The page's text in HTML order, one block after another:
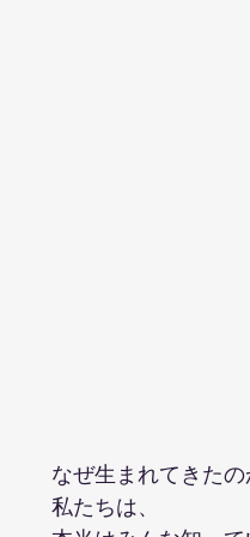
なぜ生まれてきた
私たちは、